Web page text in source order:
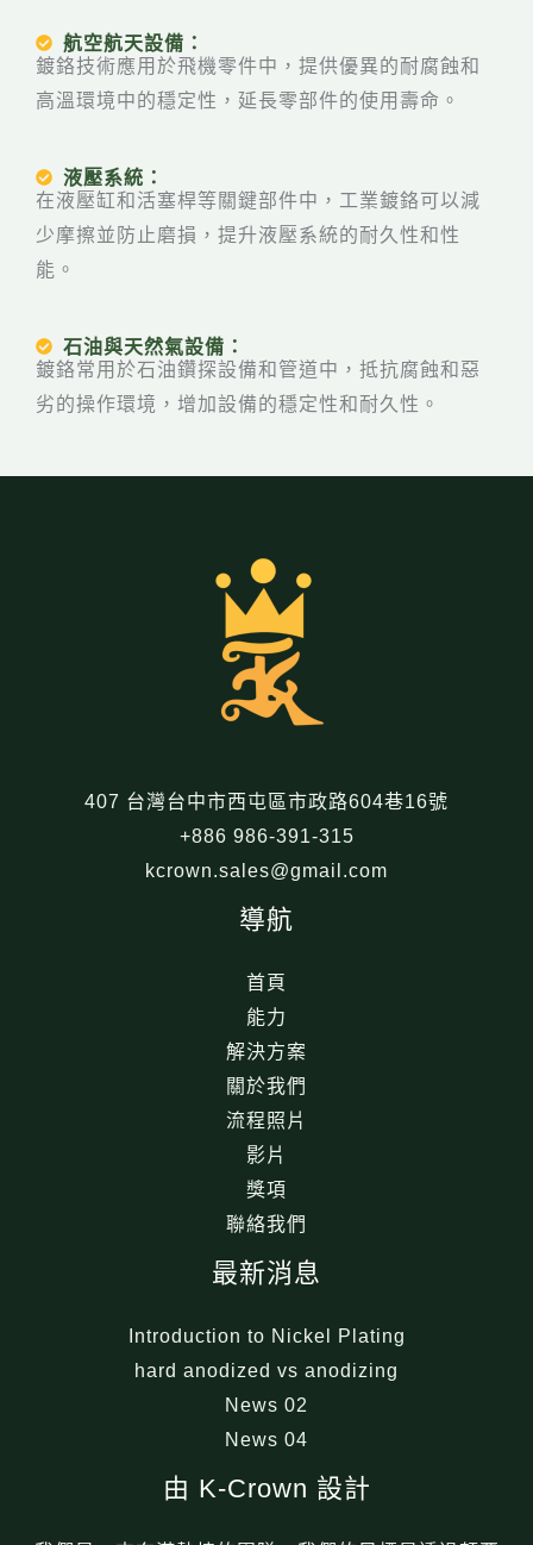
航空航天設備：
鍍鉻技術應用於飛機零件中，提供優異的耐腐蝕和
高溫環境中的穩定性，延長零部件的使用壽命。
液壓系統：
在液壓缸和活塞桿等關鍵部件中，工業鍍鉻可以減
少摩擦並防止磨損，提升液壓系統的耐久性和性
能。
石油與天然氣設備：
鍍鉻常用於石油鑽探設備和管道中，抵抗腐蝕和惡
劣的操作環境，增加設備的穩定性和耐久性。
407 台灣台中市西屯區市政路604巷16號
+886 986-391-315
kcrown.sales@gmail.com
導航
首頁
能力
解決方案
關於我們
流程照片
影片
獎項
聯絡我們
最新消息
Introduction to Nickel Plating
hard anodized vs anodizing
News 02
News 04
由 K-Crown 設計